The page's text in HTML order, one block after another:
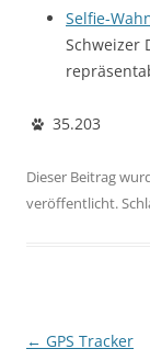
Selfie-
Schweizer
35.203
Dieser Beitrag
veröffentlicht.
← GPS Tracker